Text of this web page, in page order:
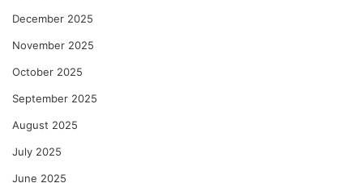
December 2025
November 2025
October 2025
September 2025
August 2025
July 2025
June 2025